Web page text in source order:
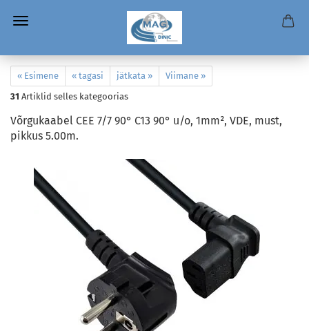
« Esimene « tagasi jätkata »
Viimane »
31 Artiklid selles kategoorias
Võrgukaabel CEE 7/7 90° C13 90° u/o, 1mm², VDE, must,
pikkus 5.00m.